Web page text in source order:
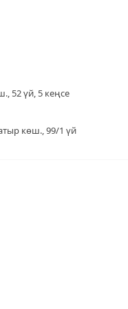
52 үй, 5 кеңсе
көш., 99/1 үй